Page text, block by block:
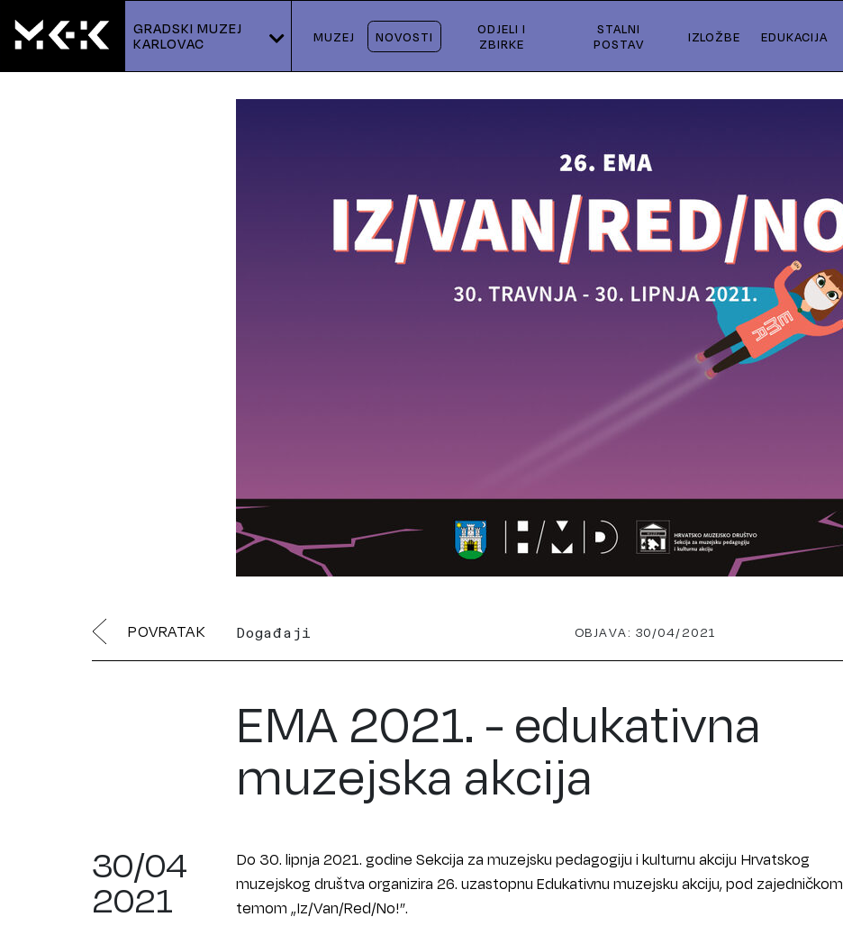
GRADSKI MUZEJ
KARLOVAC
MUZEJ NOVOSTI
ODJELI I
ZBIRKE
STALNI
POSTAV
IZLOŽBE EDUKACIJA
POVRATAK Događaji OBJAVA: 30/04/2021
EMA 2021. - edukativna
muzejska akcija
30/04
2021
Do 30. lipnja 2021. godine Sekcija za muzejsku pedagogiju i kulturnu akciju Hrvatskog
muzejskog društva organizira 26. uzastopnu Edukativnu muzejsku akciju, pod zajedničkom
temom „Iz/Van/Red/No!”.